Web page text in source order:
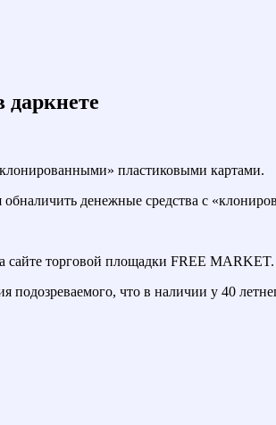
пластиковыми картами.
денежные средства с
сайте торговой площадки FREE MARKET.
что в наличии у 40